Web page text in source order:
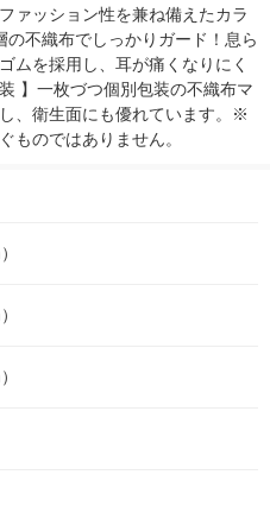
ァッション性を兼ね備えたカラ
不織布でしっかりガード！息ら
ムを採用し、耳が痛くなりにく
】一枚づつ個別包装の不織布マ
、衛生面にも優れています。※
ものではありません。